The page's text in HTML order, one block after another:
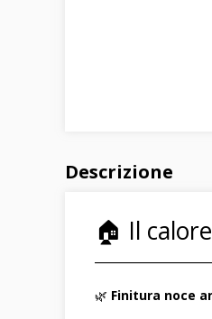
Descrizione
🏠 Il
🌿 Finitura noce